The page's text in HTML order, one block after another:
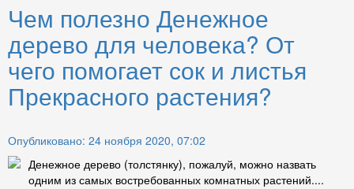
Чем полезно Денежное
дерево для человека? От
чего помогает сок и листья
Прекрасного растения?
Опубликовано: 24 ноября 2020, 07:02
Денежное дерево (толстянку), пожалуй, можно назвать
одним из самых востребованных комнатных растений....